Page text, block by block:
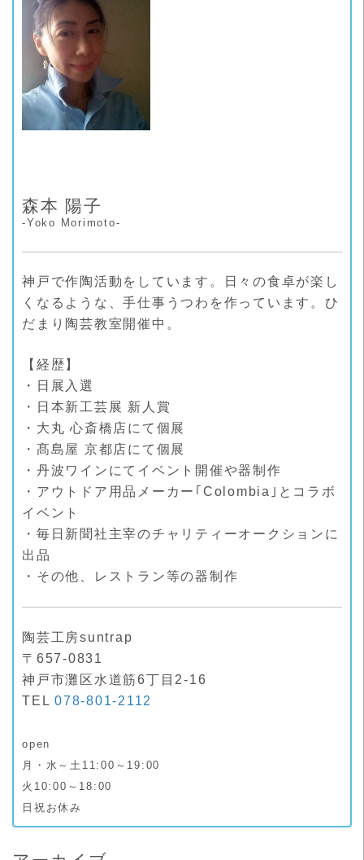
森本 陽子
-Yoko Morimoto-
神戸で作陶活動をしています。日々の食卓が楽し
くなるような、手仕事うつわを作っています。ひ
だまり陶芸教室開催中。
【経歴】
・日展入選
・日本新工芸展 新人賞
・大丸 心斎橋店にて個展
・髙島屋 京都店にて個展
・丹波ワインにてイベント開催や器制作
・アウトドア用品メーカー｢Colombia｣とコラボ
イベント
・毎日新聞社主宰のチャリティーオークションに
出品
・その他、レストラン等の器制作
陶芸工房suntrap
〒657-0831
神戸市灘区水道筋6丁目2-16
TEL078-801-2112
open
月・水～土11:00～19:00
火10:00～18:00
日祝お休み